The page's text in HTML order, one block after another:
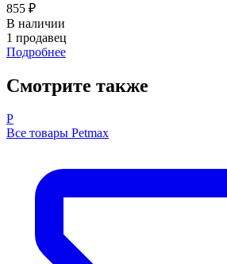
855 ₽
В наличии
1 продавец
Подробнее
Смотрите также
P
Все товары Petmax